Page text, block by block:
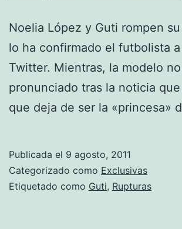
Noelia López y Guti rompen
lo ha confirmado el futbolista
Twitter. Mientras, la modelo
pronunciado tras la noticia
que deja de ser la «princesa»
Publicada el 9 agosto, 2011
Categorizado como Exclusivas
Etiquetado como Guti, Rupturas